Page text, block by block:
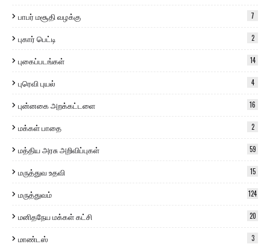
பாபர் மசூதி வழக்கு 7
புகார் பெட்டி 2
புகைப்படங்கள் 14
புரெவி புயல் 4
புன்னகை அறக்கட்டளை 16
மக்கள் பாதை 2
மத்திய அரசு அறிவிப்புகள் 59
மருத்துவ உதவி 15
மருத்துவம் 124
மனிதநேய மக்கள் கட்சி 20
மாண்டஸ் 3